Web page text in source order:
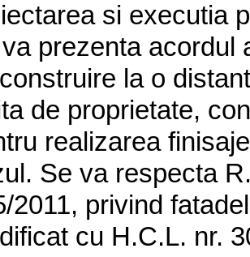
si executia
prezenta acordul
la o
de proprietate,
realizarea
Se va respecta
2011, privind
cu H.C.L. nr.